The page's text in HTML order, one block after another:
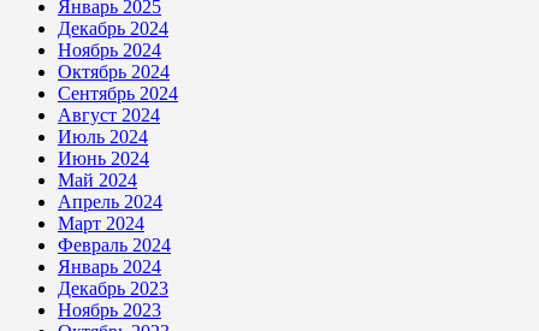
Январь 2025
Декабрь 2024
Ноябрь 2024
Октябрь 2024
Сентябрь 2024
Август 2024
Июль 2024
Июнь 2024
Май 2024
Апрель 2024
Март 2024
Февраль 2024
Январь 2024
Декабрь 2023
Ноябрь 2023